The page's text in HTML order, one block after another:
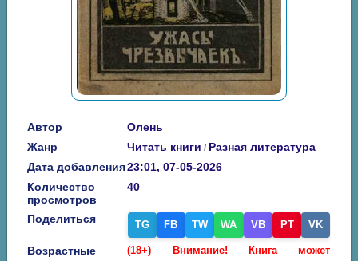
Автор
Олень
Жанр
Читать книги / Разная литература
Дата добавления23:01, 07-05-2026
Количество
просмотров
40
Поделиться TG FB TW WA VB PT VK
Возрастные
(18+) Внимание! Книга может